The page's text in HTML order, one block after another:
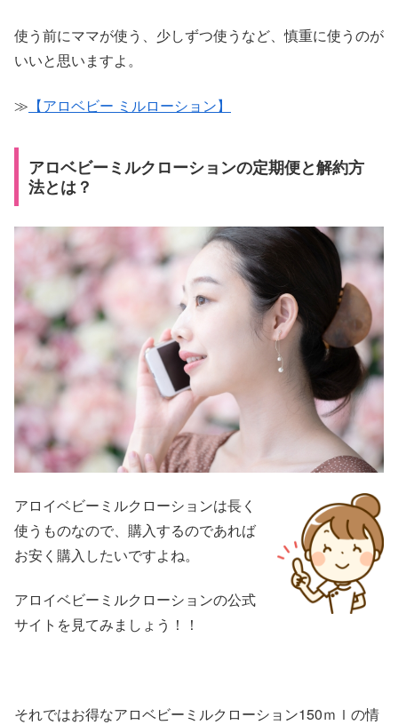
使う前にママが使う、少しずつ使うなど、慎重に使うのが
いいと思いますよ。
≫ 【アロベビー ミルローション】
アロベビーミルクローションの定期便と解約方
法とは？
アロイベビーミルクローションは長く
使うものなので、購入するのであれば
お安く購入したいですよね。
アロイベビーミルクローションの公式
サイトを見てみましょう！！
それではお得なアロベビーミルクローション150ｍｌの情